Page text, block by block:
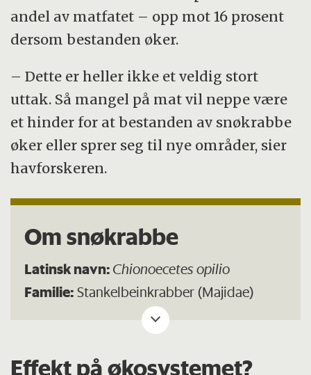
andel av matfatet – opp mot 16 prosent
dersom bestanden øker.
– Dette er heller ikke et veldig stort
uttak. Så mangel på mat vil neppe være
et hinder for at bestanden av snøkrabbe
øker eller sprer seg til nye områder, sier
havforskeren.
Om snøkrabbe
Latinsk navn: Chionoecetes opilio
Familie: Stankelbeinkrabber (Majidae)
Naturlig utbredelse:Det nordvestlige
Atlanterhavet (Canada). Finnes også i et
stort område i det nordlige Stillehavet.
Effekt på økosystemet?